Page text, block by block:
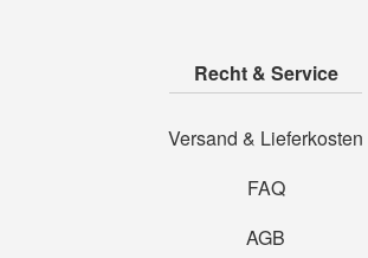
Recht & Service
Versand & Lieferkosten
FAQ
AGB